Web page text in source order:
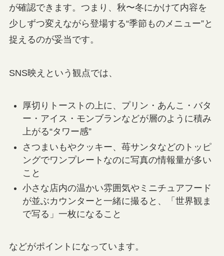
が確認できます。つまり、秋〜冬にかけて内容を
少しずつ変えながら登場する“季節ものメニュー”と
捉えるのが妥当です。
SNS映えという観点では、
厚切りトーストの上に、プリン・あんこ・バタ
ー・アイス・モンブランなどが層のように積み
上がる“タワー感”
さつまいもやクッキー、苺サンタなどのトッピ
ングでワンプレートなのに写真の情報量が多い
こと
小さな店内の温かい雰囲気やミニチュアフード
が並ぶカウンターと一緒に撮ると、「世界観ま
で写る」一枚になること
などがポイントになっています。